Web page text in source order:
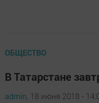
ОБЩЕСТВО
В Татарстане
admin, 18 июня 2018 -